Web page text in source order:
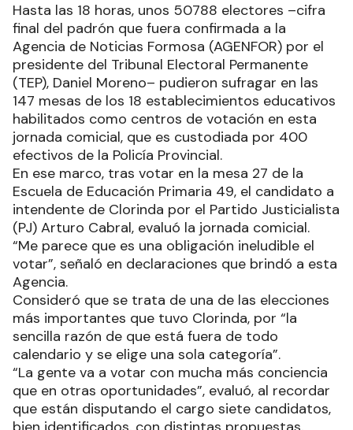
Hasta las 18 horas, unos 50788 electores –cifra
final del padrón que fuera confirmada a la
Agencia de Noticias Formosa (AGENFOR) por el
presidente del Tribunal Electoral Permanente
(TEP), Daniel Moreno– pudieron sufragar en las
147 mesas de los 18 establecimientos educativos
habilitados como centros de votación en esta
jornada comicial, que es custodiada por 400
efectivos de la Policía Provincial.
En ese marco, tras votar en la mesa 27 de la
Escuela de Educación Primaria 49, el candidato a
intendente de Clorinda por el Partido Justicialista
(PJ) Arturo Cabral, evaluó la jornada comicial.
“Me parece que es una obligación ineludible el
votar”, señaló en declaraciones que brindó a esta
Agencia.
Consideró que se trata de una de las elecciones
más importantes que tuvo Clorinda, por “la
sencilla razón de que está fuera de todo
calendario y se elige una sola categoría”.
“La gente va a votar con mucha más conciencia
que en otras oportunidades”, evaluó, al recordar
que están disputando el cargo siete candidatos,